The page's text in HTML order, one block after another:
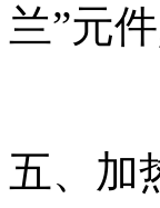
兰”元
五、加